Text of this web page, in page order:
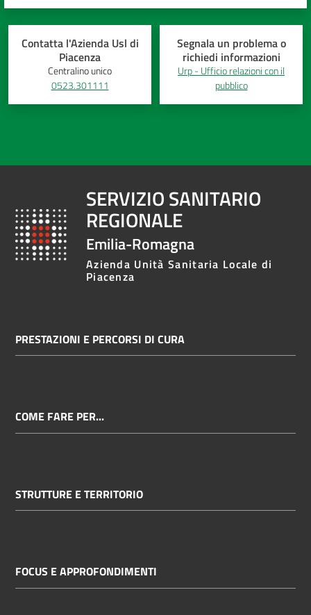
Contatta l'Azienda Usl di
Piacenza
Centralino unico
0523.301111
Segnala un problema o
richiedi informazioni
Urp - Ufficio relazioni con il
pubblico
SERVIZIO SANITARIO
REGIONALE
Emilia-Romagna
Azienda Unità Sanitaria Locale di
Piacenza
PRESTAZIONI E PERCORSI DI CURA
COME FARE PER...
STRUTTURE E TERRITORIO
FOCUS E APPROFONDIMENTI